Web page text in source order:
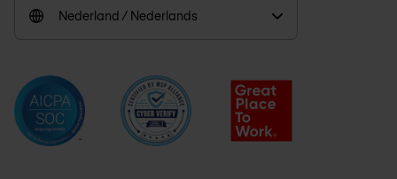
Nederland / Nederlands